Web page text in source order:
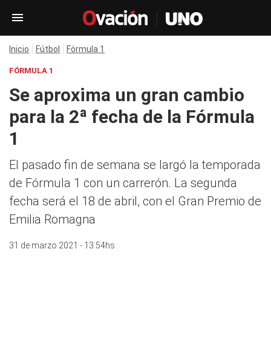
Inicio Fútbol Fórmula 1
FÓRMULA 1
Se aproxima un gran cambio
para la 2ª fecha de la Fórmula
1
El pasado fin de semana se largó la temporada
de Fórmula 1 con un carrerón. La segunda
fecha será el 18 de abril, con el Gran Premio de
Emilia Romagna
31 de marzo 2021 - 13:54hs